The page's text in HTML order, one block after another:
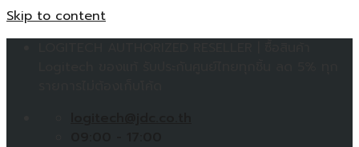
Skip to content